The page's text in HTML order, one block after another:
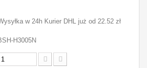
w 24h Kurier DHL już od 22.52 zł
H3005N